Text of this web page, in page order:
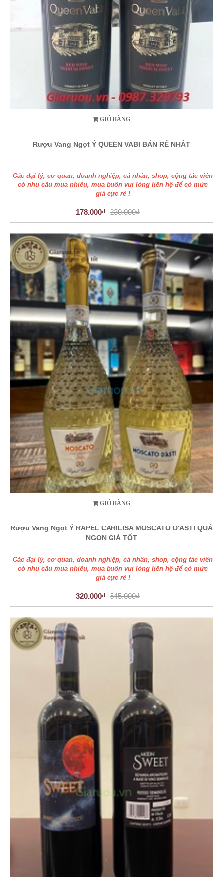
GIỎ HÀNG
Rượu Vang Ngọt Ý QUEEN VABI BÁN RẺ NHẤT
Các đại lý, cơ quan, doanh nghiệp, cá nhân, shop, cộng tác viên
có nhu cầu mua nhiều, mua buôn vui lòng liên hệ để có mức
giá cực rẻ !
178.000₫ 230.000₫
GIỎ HÀNG
Rượu Vang Ngọt Ý RAPEL CARILISA MOSCATO D'ASTI QUÁ
NGON GIÁ TỐT
Các đại lý, cơ quan, doanh nghiệp, cá nhân, shop, cộng tác viên
có nhu cầu mua nhiều, mua buôn vui lòng liên hệ để có mức
giá cực rẻ !
320.000₫ 545.000₫